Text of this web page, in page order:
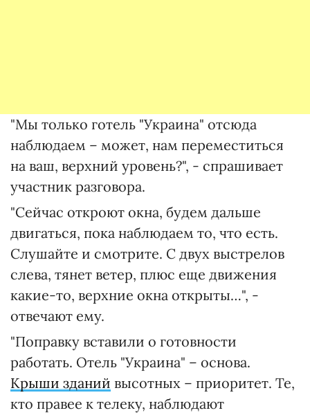
"Мы только готель "Украина" отсюда
наблюдаем – может, нам переместиться
на ваш, верхний уровень?", - спрашивает
участник разговора.
"Сейчас откроют окна, будем дальше
двигаться, пока наблюдаем то, что есть.
Слушайте и смотрите. С двух выстрелов
слева, тянет ветер, плюс еще движения
какие-то, верхние окна открыты…", -
отвечают ему.
"Поправку вставили о готовности
работать. Отель "Украина" – основа.
Крыши зданий высотных – приоритет. Те,
кто правее к телеку, наблюдают